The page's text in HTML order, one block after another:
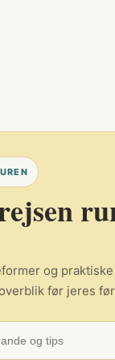
og
før jeres